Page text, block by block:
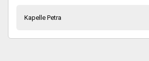
Kapelle Petra